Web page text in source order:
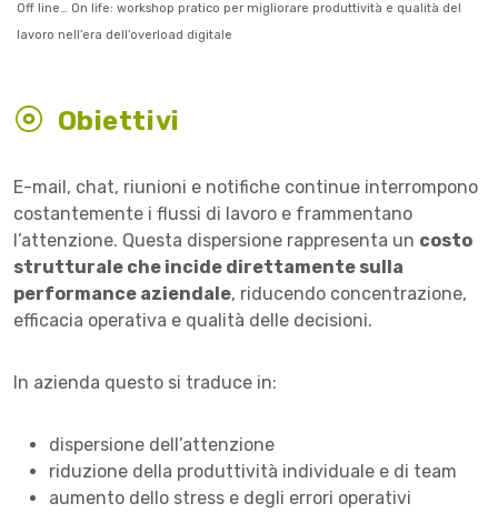
Off line… On life: workshop pratico per migliorare produttività e qualità del
lavoro nell’era dell’overload digitale
Obiettivi
E-mail, chat, riunioni e notifiche continue interrompono
costantemente i flussi di lavoro e frammentano
l’attenzione. Questa dispersione rappresenta un costo
strutturale che incide direttamente sulla
performance aziendale, riducendo concentrazione,
efficacia operativa e qualità delle decisioni.
In azienda questo si traduce in:
dispersione dell’attenzione
riduzione della produttività individuale e di team
aumento dello stress e degli errori operativi